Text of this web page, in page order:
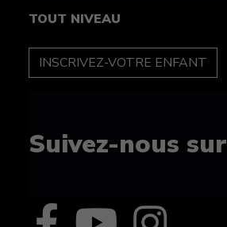
TOUT NIVEAU
INSCRIPTION
Suivez-nous sur